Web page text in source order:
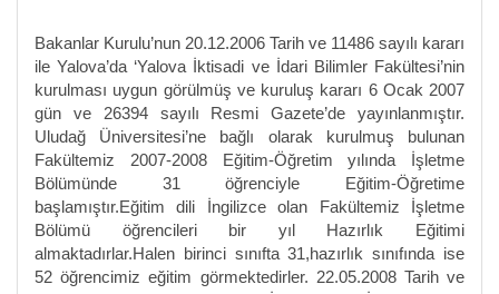
Bakanlar Kurulu’nun 20.12.2006 Tarih ve 11486 sayılı kararı
ile Yalova’da ‘Yalova İktisadi ve İdari Bilimler Fakültesi’nin
kurulması uygun görülmüş ve kuruluş kararı 6 Ocak 2007
gün ve 26394 sayılı Resmi Gazete’de yayınlanmıştır.
Uludağ Üniversitesi’ne bağlı olarak kurulmuş bulunan
Fakültemiz 2007-2008 Eğitim-Öğretim yılında İşletme
Bölümünde 31 öğrenciyle Eğitim-Öğretime
başlamıştır.Eğitim dili İngilizce olan Fakültemiz İşletme
Bölümü öğrencileri bir yıl Hazırlık Eğitimi
almaktadırlar.Halen birinci sınıfta 31,hazırlık sınıfında ise
52 öğrencimiz eğitim görmektedirler. 22.05.2008 Tarih ve